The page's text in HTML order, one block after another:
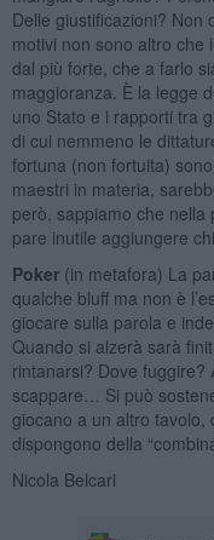
Delle giustificazioni? Non
motivi non sono altro che
dal più forte, che a farlo
maggioranza. È la legge
uno Stato e i rapporti tra
di cui nemmeno le
fortuna (non fortuita)
maestri in materia,
però, sappiamo che
pare inutile aggiungere
Poker(in metafora) La
qualche bluff ma non è
giocare sulla parola e
Quando si alzerà sarà
rintanarsi? Dove
scappare… Si può
giocano a un altro tavolo,
dispongono della
Nicola Belcari